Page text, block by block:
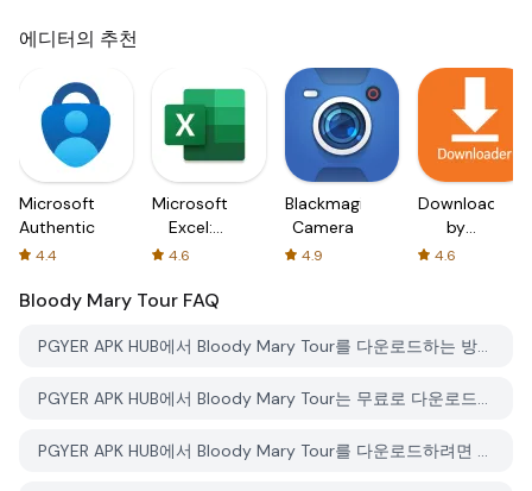
에디터의 추천
Microsoft
Authenticator
4.4
Microsoft
Excel:
Spreadsheets
4.6
Blackmagic
Camera
4.9
Downloader
by
AFTVnews
4.6
Bloody Mary Tour FAQ
PGYER APK HUB에서 Bloody Mary Tour를 다운로드하는 방법은 무엇인가요?
PGYER APK HUB에서 Bloody Mary Tour는 무료로 다운로드할 수 있나요?
PGYER APK HUB에서 Bloody Mary Tour를 다운로드하려면 계정이 필요한가요?